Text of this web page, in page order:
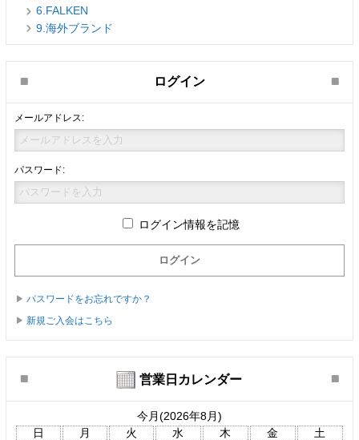
6.FALKEN
9.海外ブランド
ログイン
メールアドレス:
パスワード:
ログイン情報を記憶
パスワードをお忘れですか？
新規ご入会はこちら
営業日カレンダー
今月(2026年8月)
日
月 火 水 木 金
土